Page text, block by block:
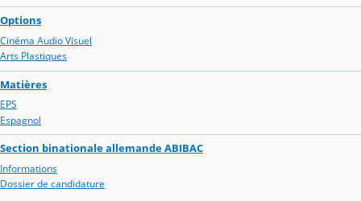
Options
Cinéma Audio Visuel
Arts Plastiques
Matières
EPS
Espagnol
Section binationale allemande ABIBAC
Informations
Dossier de candidature